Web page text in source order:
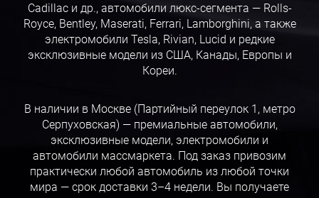
Cadillac и др., автомобили люкс-сегмента — Rolls-
Royce, Bentley, Maserati, Ferrari, Lamborghini, а также
электромобили Tesla, Rivian, Lucid и редкие
эксклюзивные модели из США, Канады, Европы и
Кореи.
В наличии в Москве (Партийный переулок 1, метро
Серпуховская) — премиальные автомобили,
эксклюзивные модели, электромобили и
автомобили массмаркета. Под заказ привозим
практически любой автомобиль из любой точки
мира — срок доставки 3–4 недели. Вы получаете